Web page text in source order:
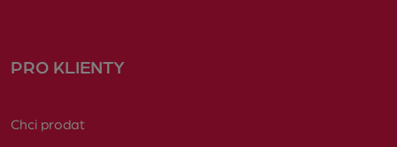
PRO KLIENTY
Chci prodat